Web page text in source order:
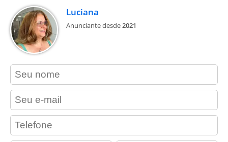
Luciana
Anunciante desde2021
contact_name
contact_email
contact_phone